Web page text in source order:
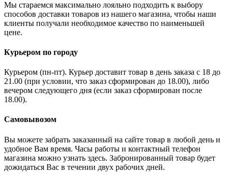
Мы стараемся максимально лояльно подходить к выбору
способов доставки товаров из нашего магазина, чтобы наши
клиенты получали необходимое качество по наименьшей
цене.
Курьером по городу
Курьером (пн-пт). Курьер доставит товар в день заказа с 18 до
21.00 (при условии, что заказ сформирован до 18.00), либо
вечером следующего дня (если заказ сформирован после
18.00).
Самовывозом
Вы можете забрать заказанный на сайте товар в любой день и
удобное Вам время. Часы работы и контактный телефон
магазина можно узнать здесь. Забронированный товар будет
дожидаться Вас в течении двух рабочих дней.